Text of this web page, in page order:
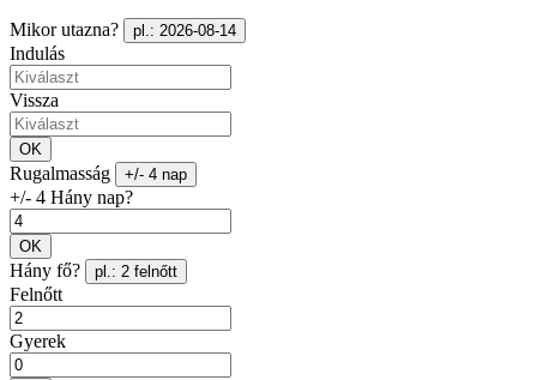
Mikor utazna? pl.: 2026-08-14
Indulás
Vissza
OK
Rugalmasság +/- 4 nap
+/- 4 Hány nap?
OK
Hány fő? pl.: 2 felnőtt
Felnőtt
Gyerek